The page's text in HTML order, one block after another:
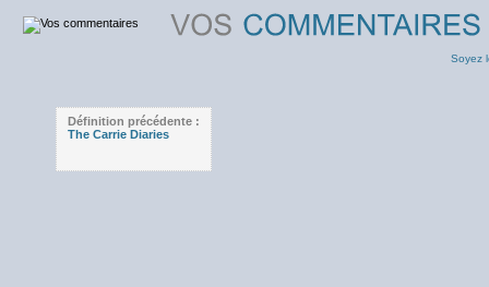
Soyez
Définition précédente :
The Carrie Diaries